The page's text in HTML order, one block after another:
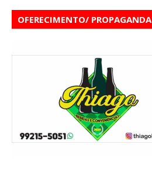
OFERECIMENTO/ PROPAGANDA